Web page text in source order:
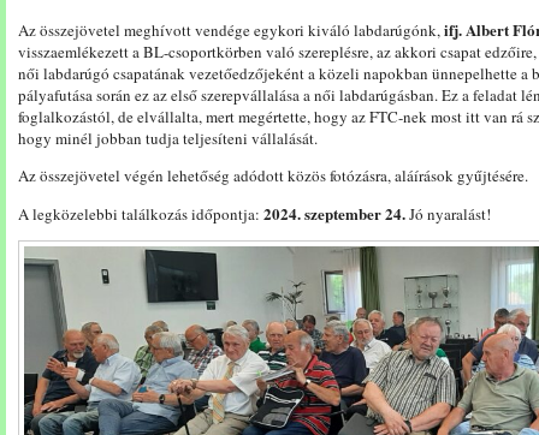
Az összejövetel meghívott vendége egykori kiváló labdarúgónk,ifj. Albert
visszaemlékezett a BL-csoportkörben való szereplésre, az akkori csapat
női labdarúgó csapatának vezetőedzőjeként a közeli napokban ünnepelhette a
pályafutása során ez az első szerepvállalása a női labdarúgásban. Ez a feladat
foglalkozástól, de elvállalta, mert megértette, hogy az FTC-nek most itt van rá
hogy minél jobban tudja teljesíteni vállalását.
Az összejövetel végén lehetőség adódott közös fotózásra, aláírások gyűjtésére.
A legközelebbi találkozás időpontja: 2024. szeptember 24.Jó nyaralást!